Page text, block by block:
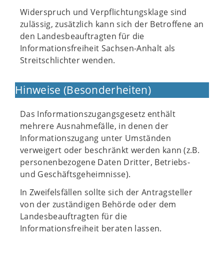
Widerspruch und Verpflichtungsklage sind
zulässig, zusätzlich kann sich der Betroffene an
den Landesbeauftragten für die
Informationsfreiheit Sachsen-Anhalt als
Streitschlichter wenden.
Hinweise (Besonderheiten)
Das Informationszugangsgesetz enthält
mehrere Ausnahmefälle, in denen der
Informationszugang unter Umständen
verweigert oder beschränkt werden kann (z.B.
personenbezogene Daten Dritter, Betriebs-
und Geschäftsgeheimnisse).
In Zweifelsfällen sollte sich der Antragsteller
von der zuständigen Behörde oder dem
Landesbeauftragten für die
Informationsfreiheit beraten lassen.